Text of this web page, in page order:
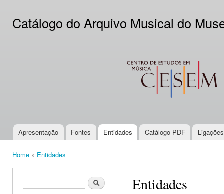
Catálogo do Arquivo Musical do
CESEM
Main menu
Apresentação Fontes Entidades Catálogo PDF
Home » Entidades
Search form Search Entidades